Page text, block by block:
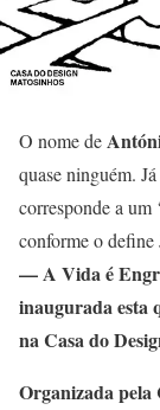
O nome de
quase ninguém.
corresponde a um
conforme o define
— A Vida é
inaugurada esta
na Casa do
Organizada